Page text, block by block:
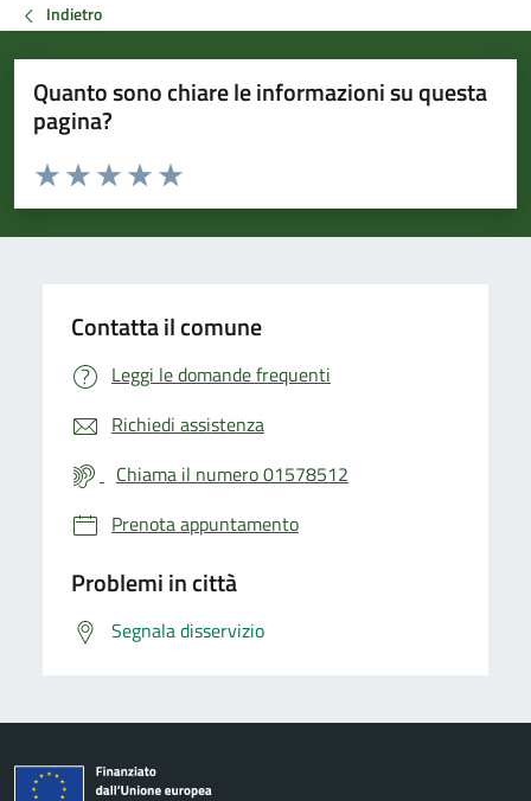
Indietro
Quanto sono chiare le informazioni su questa
pagina?
Valuta da 1 a 5 stelle la pagina
Valuta 5 stelle su 5
Valuta 4 stelle su 5
Valuta 3 stelle su 5
Valuta 2 stelle su 5
Valuta 1 stelle su 5
Contatta il comune
Leggi le domande frequenti
Richiedi assistenza
Chiama il numero 01578512
Prenota appuntamento
Problemi in città
Segnala disservizio